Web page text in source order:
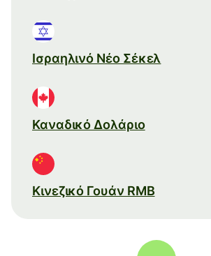
Ισραηλινό Νέο Σέκελ
Καναδικό Δολάριο
Κινεζικό Γουάν RMB